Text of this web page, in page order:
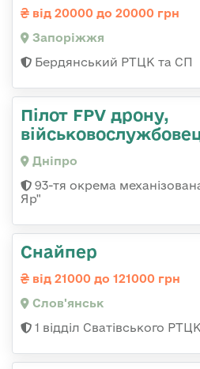
від 20000 до 20000 грн
Запоріжжя
Бердянський РТЦК та СП
Пілот FPV дрону,
Дніпро
93-тя окрема
Яр"
Снайпер
від 21000 до 121000 грн
Слов'янськ
1 відділ Сватівського